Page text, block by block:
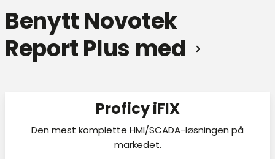
Benytt Novotek
Report Plus med
Proficy iFIX
Den mest komplette HMI/SCADA-løsningen på
markedet.